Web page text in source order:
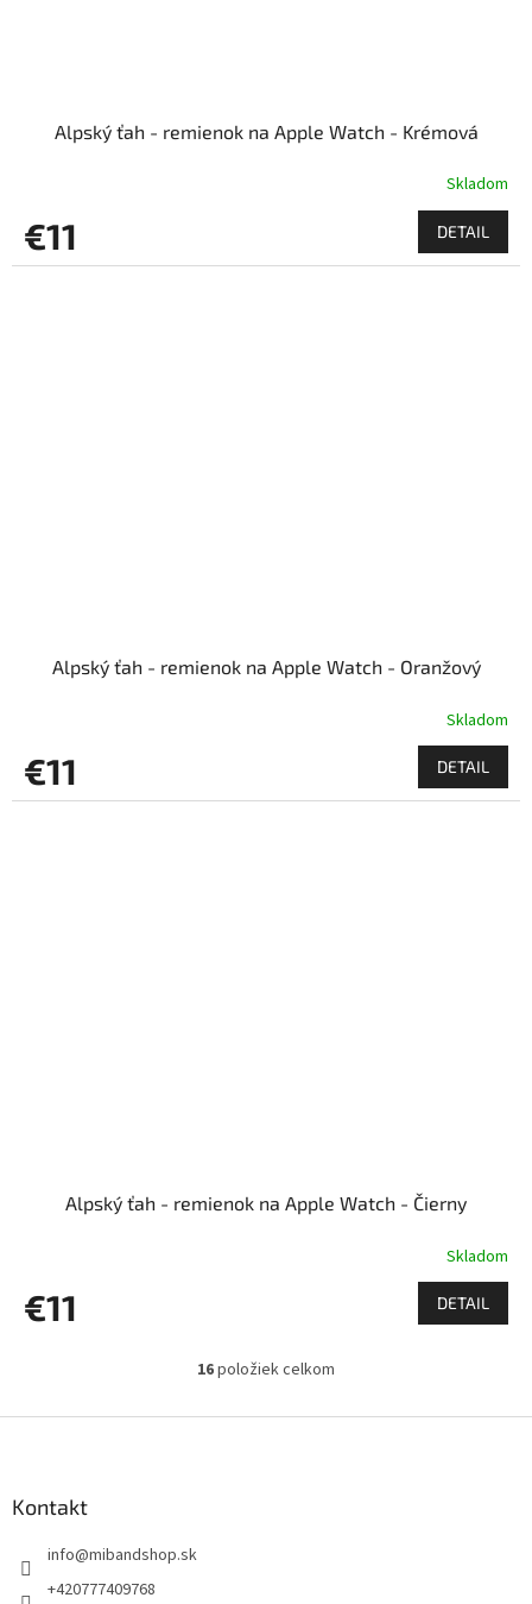
Alpský ťah - remienok na Apple Watch - Krémová
Skladom
€11 DETAIL
Alpský ťah - remienok na Apple Watch - Oranžový
Skladom
€11 DETAIL
Alpský ťah - remienok na Apple Watch - Čierny
Skladom
€11 DETAIL
O
l
16položiek celkom
Kontakt
info@mibandshop.sk
+420777409768